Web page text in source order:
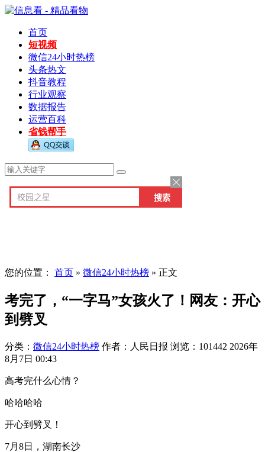
首页
短视频
微信24小时热榜
头条热文
抖音教程
行业观察
数据报告
运营百科
省钱帮手
您的位置： 首页 » 微信24小时热榜 » 正文
考完了，“一字马”女孩火了！网友：开心
到劈叉
分类： 微信24小时热榜 作者：人民日报 浏览：101442 2026年
8月7日 00:43
高考完什么心情？
哈哈哈哈
开心到劈叉！
7月8日，湖南长沙